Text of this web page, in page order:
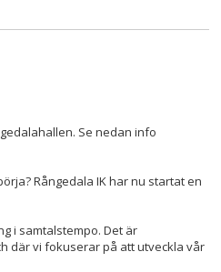
Se nedan info
Rångedala IK har nu startat en
i samtalstempo. Det är
där vi fokuserar på att utveckla vår